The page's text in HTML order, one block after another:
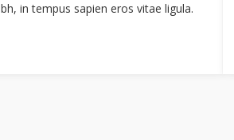
in tempus sapien eros vitae ligula.